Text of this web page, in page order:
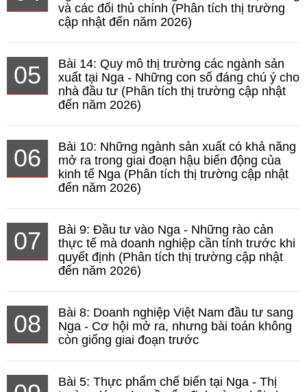
và các đối thủ chính (Phân tích thị trường
cập nhật đến năm 2026)
05
Bài 14: Quy mô thị trường các ngành sản
xuất tại Nga - Những con số đáng chú ý cho
nhà đầu tư (Phân tích thị trường cập nhật
đến năm 2026)
06
Bài 10: Những ngành sản xuất có khả năng
mở ra trong giai đoạn hậu biến động của
kinh tế Nga (Phân tích thị trường cập nhật
đến năm 2026)
07
Bài 9: Đầu tư vào Nga - Những rào cản
thực tế mà doanh nghiệp cần tính trước khi
quyết định (Phân tích thị trường cập nhật
đến năm 2026)
08
Bài 8: Doanh nghiệp Việt Nam đầu tư sang
Nga - Cơ hội mở ra, nhưng bài toán không
còn giống giai đoạn trước
Bài 5: Thực phẩm chế biến tại Nga - Thị